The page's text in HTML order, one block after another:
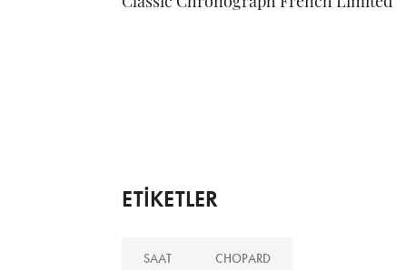
ETİKETLER
SAAT CHOPARD